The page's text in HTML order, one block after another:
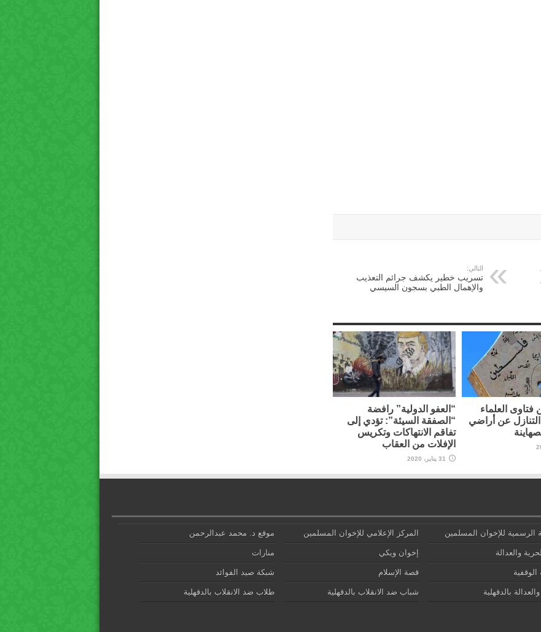
التالي:
تسريب خطير يكشف جرائم التعذيب
والإهمال الطبي بسجون السيسي
العلماء
عن أراضي
“العفو الدولية” رافضة
“الصفقة السيئة”: تؤدي إلى
تفاقم الانتهاكات وتكريس
الإفلات من العقاب
31 يناير، 2020
الرسمية للإخوان المسلمين المركز الإعلامي للإخوان المسلمين موقع د. محمد عبدالرحمن
والعدالة إخوان ويكي منارات
الوقفية قصة الإسلام شبكة صيد الفوائد
بالدقهلية شباب ضد الانقلاب بالدقهلية طلاب ضد الانقلاب بالدقهلية